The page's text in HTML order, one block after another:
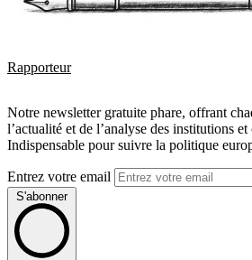
Rapporteur
Notre newsletter gratuite phare, offrant
l’actualité et de l’analyse des institutions
Indispensable pour suivre la politique
Entrez votre email
S'abonner